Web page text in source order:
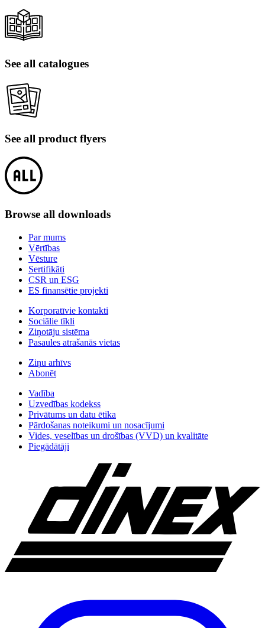
See all catalogues
See all product flyers
Browse all downloads
Par mums
Vērtības
Vēsture
Sertifikāti
CSR un ESG
ES finansētie projekti
Korporatīvie kontakti
Sociālie tīkli
Ziņotāju sistēma
Pasaules atrašanās vietas
Ziņu arhīvs
Abonēt
Vadība
Uzvedības kodekss
Privātums un datu ētika
Pārdošanas noteikumi un nosacījumi
Vides, veselības un drošības (VVD) un kvalitāte
Piegādātāji